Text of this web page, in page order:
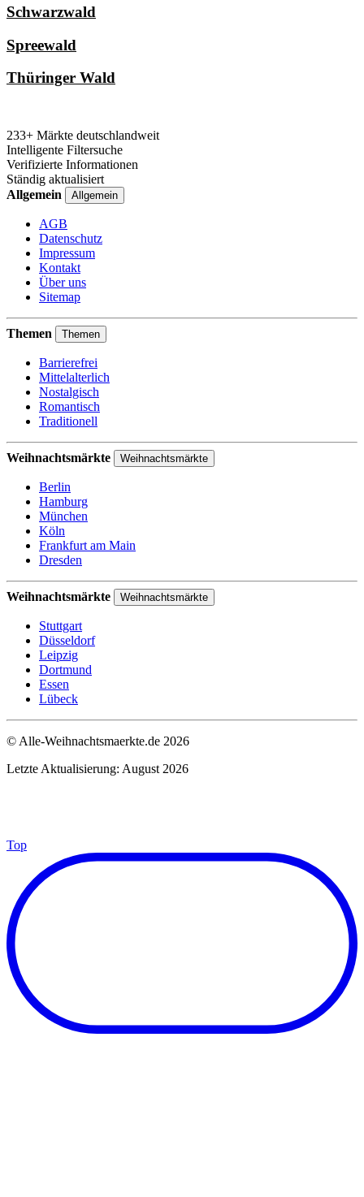
Schwarzwald
Spreewald
Thüringer Wald
233+ Märkte deutschlandweit
Intelligente Filtersuche
Verifizierte Informationen
Ständig aktualisiert
Allgemein
Allgemein
AGB
Datenschutz
Impressum
Kontakt
Über uns
Sitemap
Themen Themen
Barrierefrei
Mittelalterlich
Nostalgisch
Romantisch
Traditionell
Weihnachtsmärkte Weihnachtsmärkte
Berlin
Hamburg
München
Köln
Frankfurt am Main
Dresden
Weihnachtsmärkte Weihnachtsmärkte
Stuttgart
Düsseldorf
Leipzig
Dortmund
Essen
Lübeck
© Alle-Weihnachtsmaerkte.de 2026
Letzte Aktualisierung: August 2026
Top